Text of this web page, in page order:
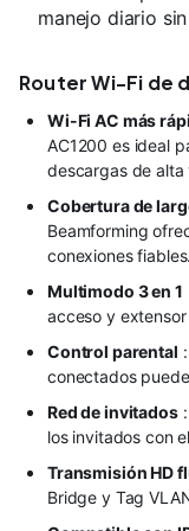
manejo diario
Router Wi-Fi de
Wi-Fi AC más
AC1200 es ideal
descargas de alta
Cobertura de
Beamforming
conexiones fiables.
Multimodo 3 en 1
acceso y
Control parental
conectados
Red de invitados:
los invitados con
Transmisión HD
Bridge y Tag